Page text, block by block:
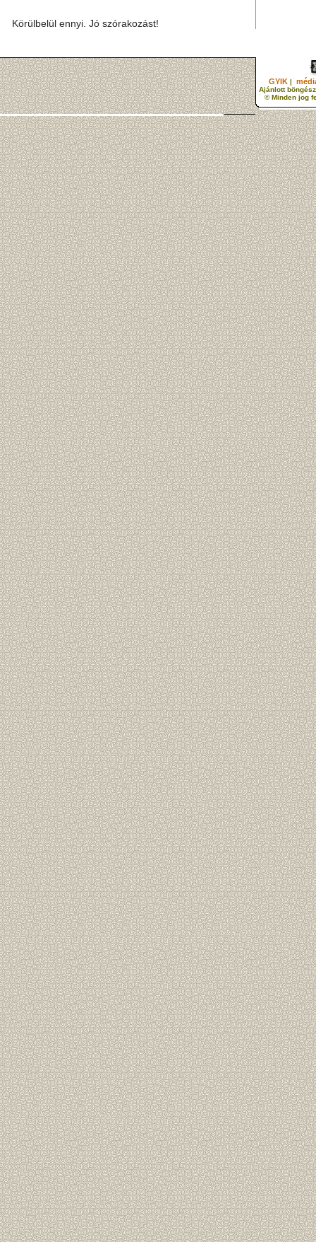
Körülbelül ennyi. Jó szórakozást!
GYIK |
Ajánlott
© Minden jog